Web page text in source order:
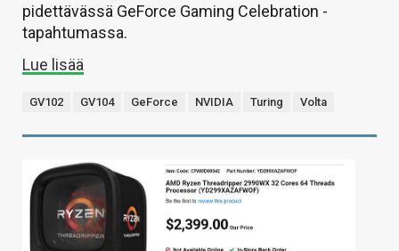
pidettävässä GeForce Gaming Celebration -
tapahtumassa.
Lue lisää
GV102 GV104 GeForce NVIDIA Turing Volta